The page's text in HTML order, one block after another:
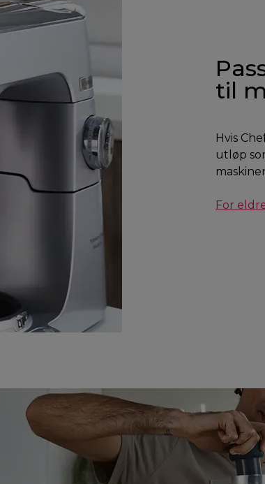
til
Hvis
utløp
For